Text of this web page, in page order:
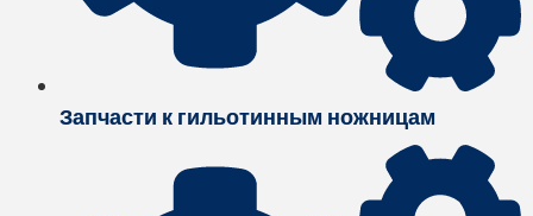
Запчасти к гильотинным ножницам